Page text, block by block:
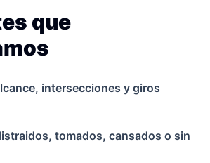
que
intersecciones y giros
tomados, cansados o sin